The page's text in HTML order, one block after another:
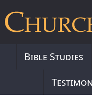
Bible Studies